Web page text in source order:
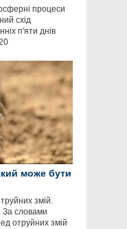
процеси
схід
п'яти днів
може бути
змій.
За словами
отруйних змій